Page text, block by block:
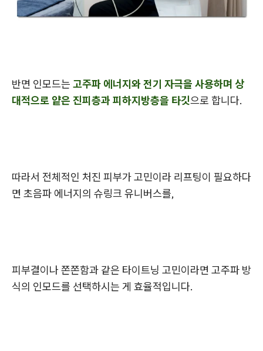
반면 인모드는 고주파 에너지와 전기 자극을 사용하며 상
대적으로 얕은 진피층과 피하지방층을 타깃으로 합니다.
따라서 전체적인 처진 피부가 고민이라 리프팅이 필요하다
면 초음파 에너지의 슈링크 유니버스를,
피부결이나 쫀쫀함과 같은 타이트닝 고민이라면 고주파 방
식의 인모드를 선택하시는 게 효율적입니다.